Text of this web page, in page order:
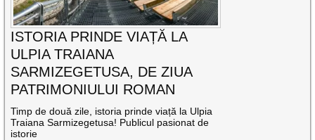
ISTORIA PRINDE VIAȚĂ LA
ULPIA TRAIANA
SARMIZEGETUSA, DE ZIUA
PATRIMONIULUI ROMAN
Timp de două zile, istoria prinde viață la Ulpia
Traiana Sarmizegetusa! Publicul pasionat de
istorie